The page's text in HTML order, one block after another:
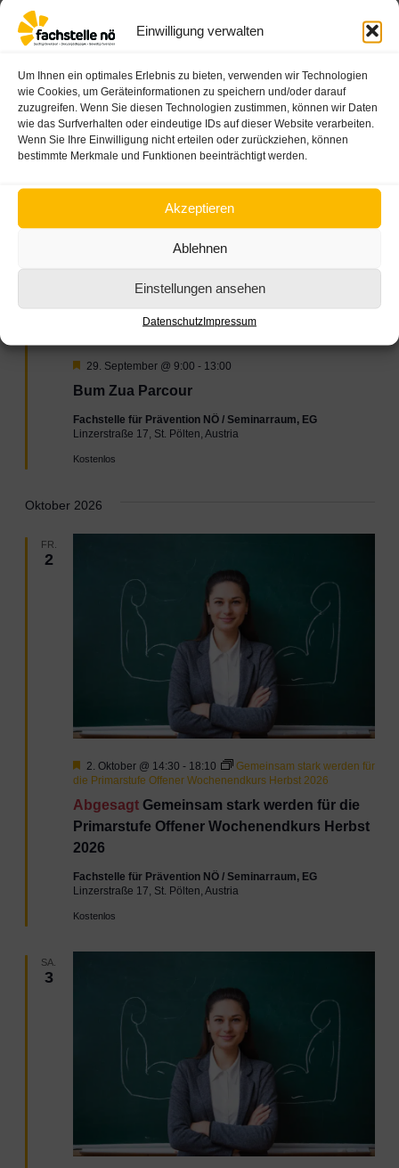
Einwilligung verwalten
Um Ihnen ein optimales Erlebnis zu bieten, verwenden wir Technologien
wie Cookies, um Geräteinformationen zu speichern und/oder darauf
zuzugreifen. Wenn Sie diesen Technologien zustimmen, können wir Daten
wie das Surfverhalten oder eindeutige IDs auf dieser Website verarbeiten.
Wenn Sie Ihre Einwilligung nicht erteilen oder zurückziehen, können
bestimmte Merkmale und Funktionen beeinträchtigt werden.
Akzeptieren
Ablehnen
Einstellungen ansehen
DatenschutzImpressum
Papa, darf ich dein Handy…?
Mediennutzung im Kleinkindalter
Hervorgehoben
28. September @ 18:00
online
Kostenlos
29
Bum Zua Parcour
Hervorgehoben
29. September @ 9:00 - 13:00
Fachstelle für Prävention NÖ / Seminarraum, EG
Linzerstraße 17, St. Pölten, Austria
Kostenlos
Oktober 2026
FR.
2
Abgesagt Gemeinsam stark werden für die
Primarstufe Offener Wochenendkurs Herbst
2026
Hervorgehoben
2. Oktober @ 14:30 - 18:10
Gemeinsam stark werden für
die Primarstufe Offener Wochenendkurs Herbst 2026
Fachstelle für Prävention NÖ / Seminarraum, EG
Linzerstraße 17, St. Pölten, Austria
Kostenlos
SA.
3